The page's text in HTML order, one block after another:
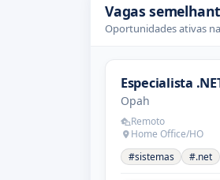
Vagas
Oportunidades ativas
Especialista
Opah
Remoto
Home Office/HO
#sistemas
#.net